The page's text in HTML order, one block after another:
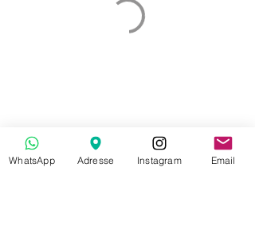
WhatsApp Adresse Instagram Email